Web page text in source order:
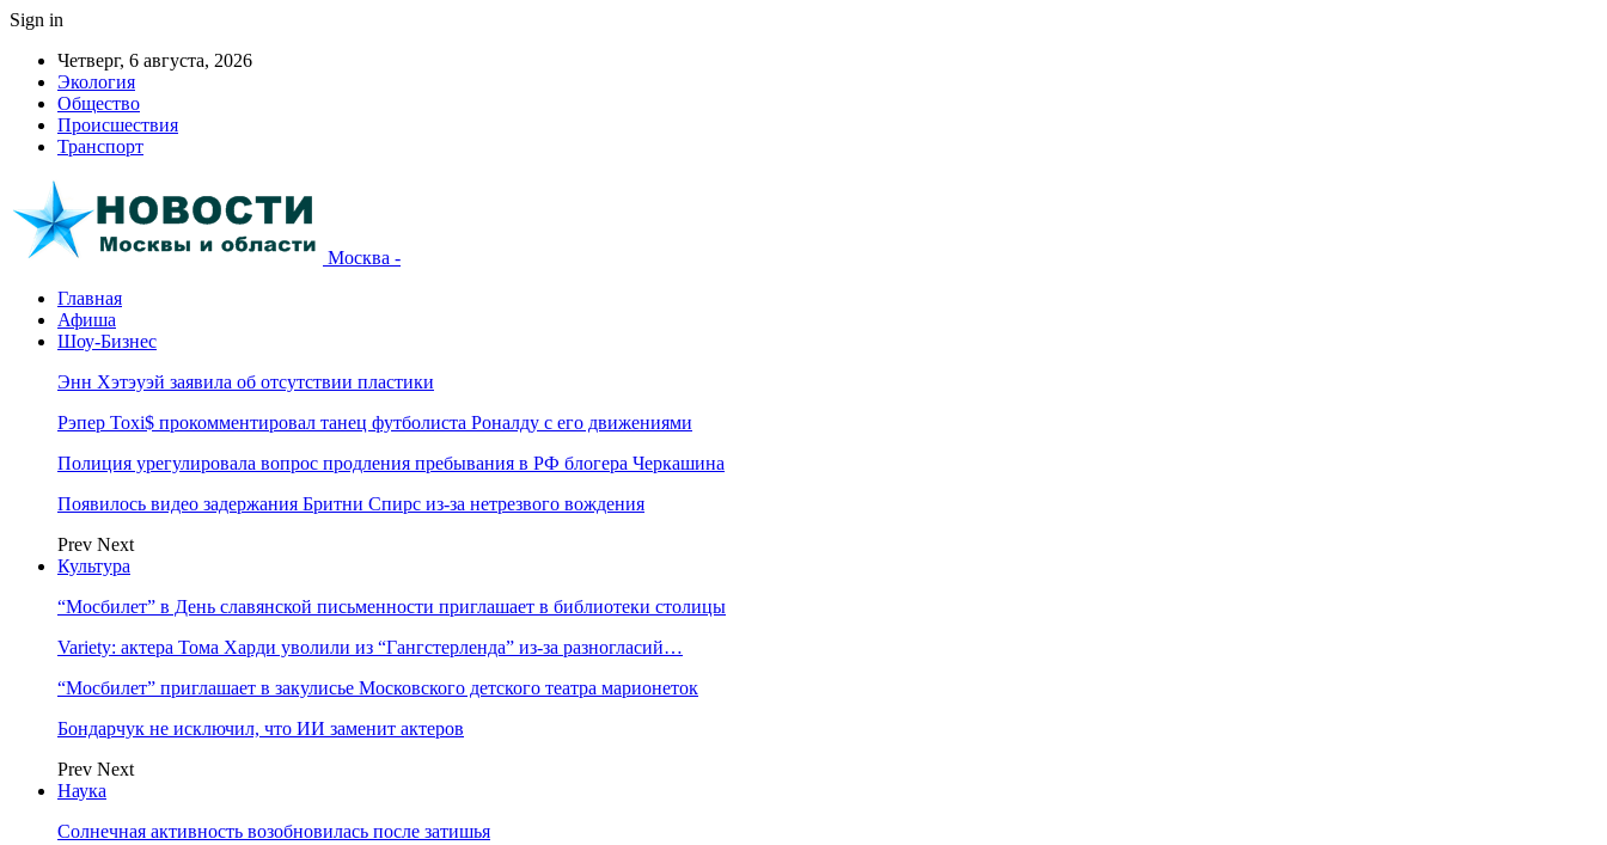
Sign in
Четверг, 6 августа, 2026
Экология
Общество
Происшествия
Транспорт
Москва -
Главная
Афиша
Шоу-Бизнес
Энн Хэтэуэй заявила об отсутствии пластики
Рэпер Toxi$ прокомментировал танец футболиста Роналду с его движениями
Полиция урегулировала вопрос продления пребывания в РФ блогера Черкашина
Появилось видео задержания Бритни Спирс из-за нетрезвого вождения
Prev Next
Культура
“Мосбилет” в День славянской письменности приглашает в библиотеки столицы
Variety: актера Тома Харди уволили из “Гангстерленда” из-за разногласий…
“Мосбилет” приглашает в закулисье Московского детского театра марионеток
Бондарчук не исключил, что ИИ заменит актеров
Prev Next
Наука
Солнечная активность возобновилась после затишья